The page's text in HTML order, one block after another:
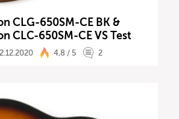
CLG-650SM-CE BK &
CLC-650SM-CE VS Test
4,8 / 5 2